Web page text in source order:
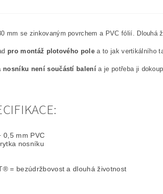
mm se zinkovaným povrchem a PVC fólií. Dlouhá
pro montáž plotového pole a to jak vertikálního
nosníku není součástí balení a je potřeba ji
0,5 mm PVC
nosníku
= bezúdržbovost a dlouhá životnost